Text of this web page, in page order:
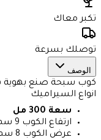
تكبر معاك
توصلك بسرعة
الوصف
كوب سبحة صنع بهوية
انواع السيراميك
سعة 300 مل
ارتفاع الكوب 9 سم
عرض الكوب 8 سم